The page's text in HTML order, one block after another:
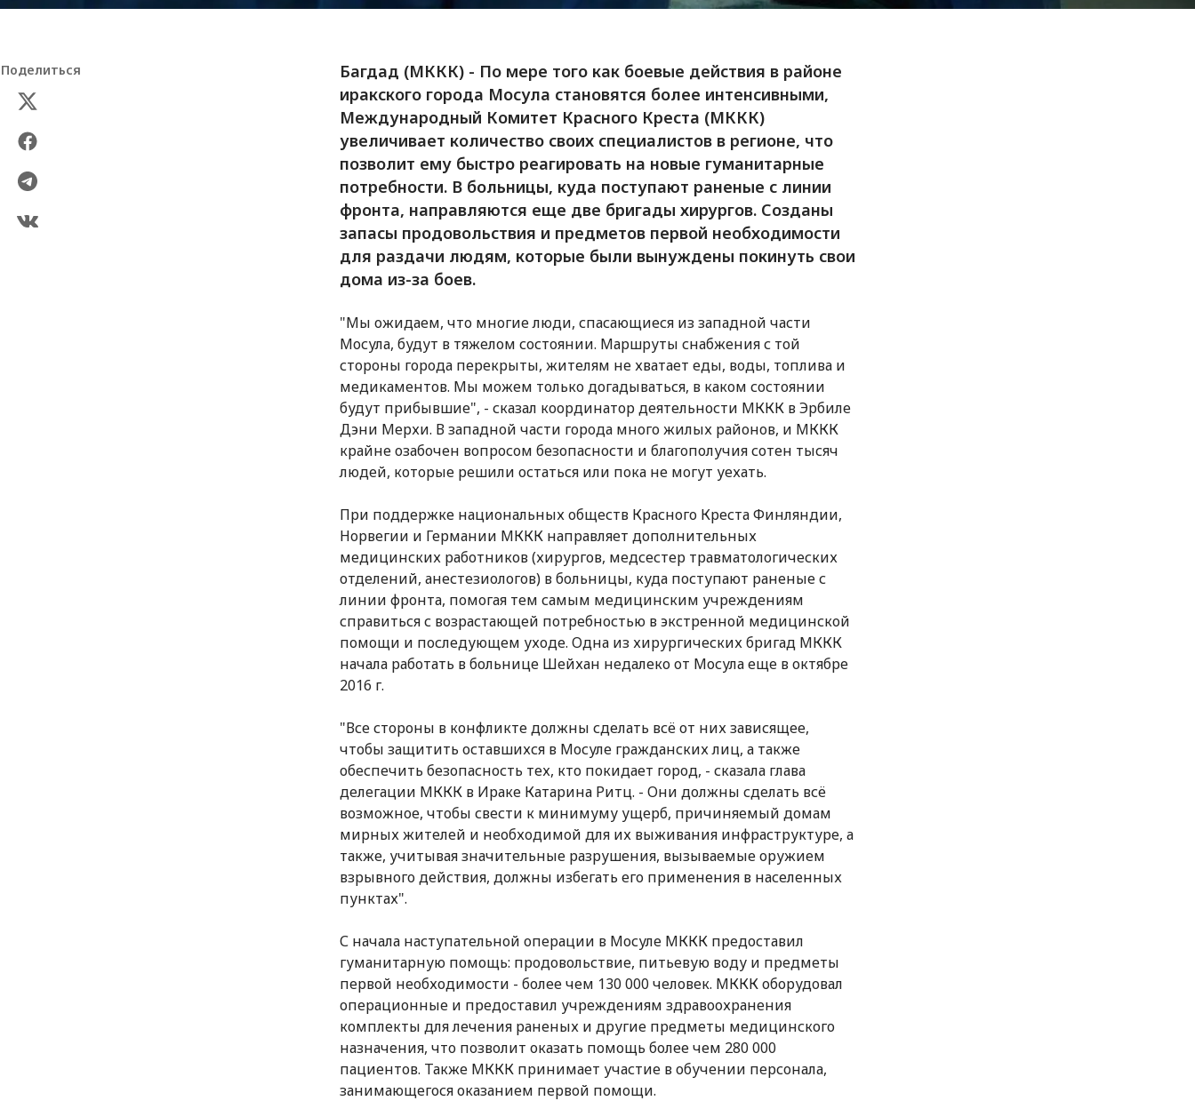
Поделиться
Багдад (МККК) - По мере того как боевые действия в районе
иракского города Мосула становятся более интенсивными,
Международный Комитет Красного Креста (МККК)
увеличивает количество своих специалистов в регионе, что
позволит ему быстро реагировать на новые гуманитарные
потребности. В больницы, куда поступают раненые с линии
фронта, направляются еще две бригады хирургов. Созданы
запасы продовольствия и предметов первой необходимости
для раздачи людям, которые были вынуждены покинуть свои
дома из-за боев.
"Мы ожидаем, что многие люди, спасающиеся из западной части
Мосула, будут в тяжелом состоянии. Маршруты снабжения с той
стороны города перекрыты, жителям не хватает еды, воды, топлива и
медикаментов. Мы можем только догадываться, в каком состоянии
будут прибывшие", - сказал координатор деятельности МККК в Эрбиле
Дэни Мерхи. В западной части города много жилых районов, и МККК
крайне озабочен вопросом безопасности и благополучия сотен тысяч
людей, которые решили остаться или пока не могут уехать.
При поддержке национальных обществ Красного Креста Финляндии,
Норвегии и Германии МККК направляет дополнительных
медицинских работников (хирургов, медсестер травматологических
отделений, анестезиологов) в больницы, куда поступают раненые с
линии фронта, помогая тем самым медицинским учреждениям
справиться с возрастающей потребностью в экстренной медицинской
помощи и последующем уходе. Одна из хирургических бригад МККК
начала работать в больнице Шейхан недалеко от Мосула еще в октябре
2016 г.
"Все стороны в конфликте должны сделать всё от них зависящее,
чтобы защитить оставшихся в Мосуле гражданских лиц, а также
обеспечить безопасность тех, кто покидает город, - сказала глава
делегации МККК в Ираке Катарина Ритц. - Они должны сделать всё
возможное, чтобы свести к минимуму ущерб, причиняемый домам
мирных жителей и необходимой для их выживания инфраструктуре, а
также, учитывая значительные разрушения, вызываемые оружием
взрывного действия, должны избегать его применения в населенных
пунктах".
С начала наступательной операции в Мосуле МККК предоставил
гуманитарную помощь: продовольствие, питьевую воду и предметы
первой необходимости - более чем 130 000 человек. МККК оборудовал
операционные и предоставил учреждениям здравоохранения
комплекты для лечения раненых и другие предметы медицинского
назначения, что позволит оказать помощь более чем 280 000
пациентов. Также МККК принимает участие в обучении персонала,
занимающегося оказанием первой помощи.